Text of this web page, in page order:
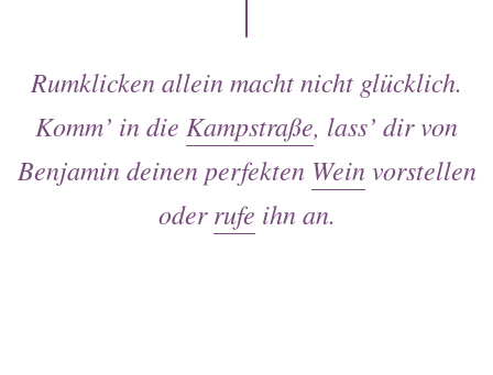
Hausmarke
Catering
Events
Kontakt
Rumklicken allein macht nicht glücklich.
Komm’ in die Kampstraße, lass’ dir von
Benjamin deinen perfekten Weinvorstellen
oderrufe ihn an.